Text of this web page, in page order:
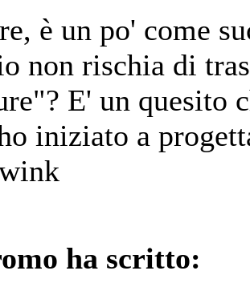
è un po' come
non rischia di
E' un quesito
iniziato a
ha scritto: